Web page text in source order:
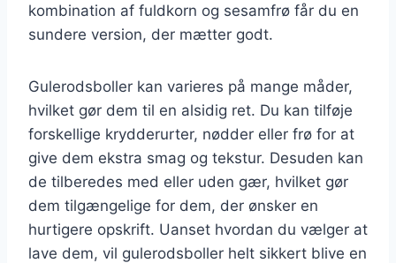
kombination af fuldkorn og sesamfrø får du en
sundere version, der mætter godt.
Gulerodsboller kan varieres på mange måder,
hvilket gør dem til en alsidig ret. Du kan tilføje
forskellige krydderurter, nødder eller frø for at
give dem ekstra smag og tekstur. Desuden kan
de tilberedes med eller uden gær, hvilket gør
dem tilgængelige for dem, der ønsker en
hurtigere opskrift. Uanset hvordan du vælger at
lave dem, vil gulerodsboller helt sikkert blive en